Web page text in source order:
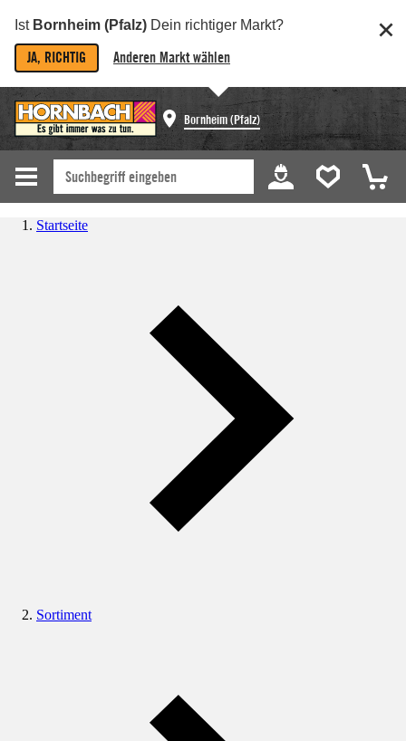
Ist Bornheim (Pfalz) Dein richtiger Markt?
JA, RICHTIG Anderen Markt wählen
Bornheim (Pfalz)
Startseite
Sortiment